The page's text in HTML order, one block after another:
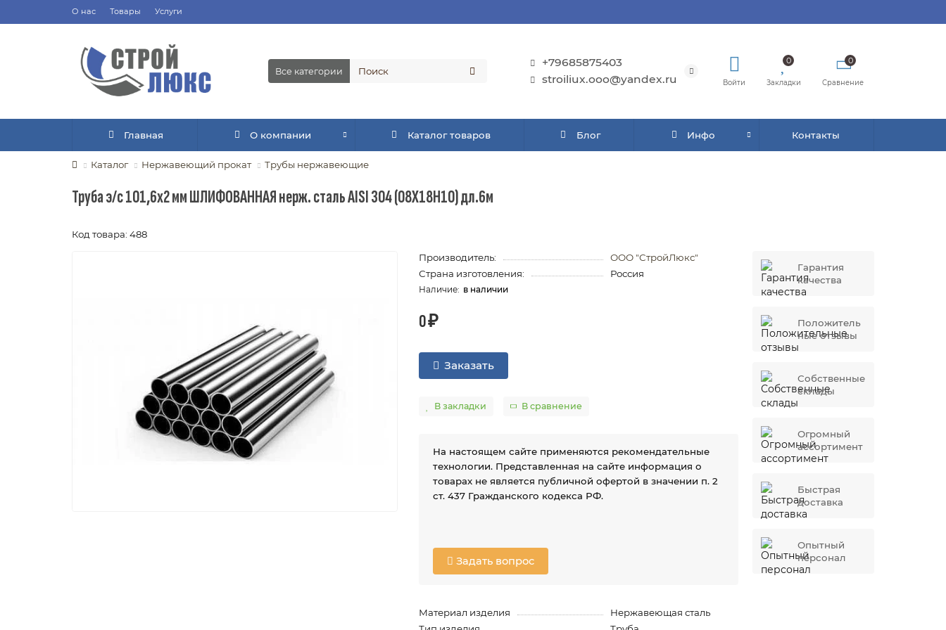
О нас Товары Услуги
Все категории
+79685875403
stroiliux.ooo@yandex.ru
Войти
0
Закладки
0
Сравнение
Главная О компании Каталог товаров Блог Инфо Контакты
Каталог Нержавеющий прокат Трубы нержавеющие
Труба э/с 101,6х2 мм ШЛИФОВАННАЯ нерж. сталь AISI 304 (08Х18Н10) дл.6м
Код товара: 488
Производитель:
ООО "СтройЛюкс"
Страна изготовления:
Россия
в наличии
0 ₽
Заказать
В закладки В сравнение
На настоящем сайте применяются рекомендательные
технологии. Представленная на сайте информация о
товарах не является публичной офертой в значении п. 2
ст. 437 Гражданского кодекса РФ.
Задать вопрос
Материал изделия
Нержавеющая сталь
Гарантия
качества
Положитель
ные отзывы
Собственные
склады
Огромный
ассортимент
Быстрая
доставка
Опытный
персонал